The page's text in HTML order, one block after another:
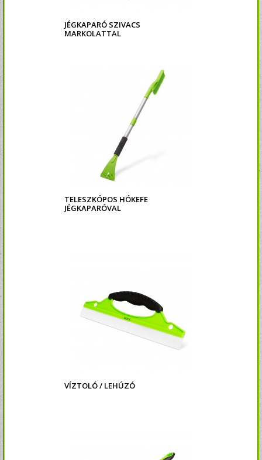
JÉGKAPARÓ SZIVACS
MARKOLATTAL
TELESZKÓPOS HÓKEFE
JÉGKAPARÓVAL
VÍZTOLÓ / LEHÚZÓ